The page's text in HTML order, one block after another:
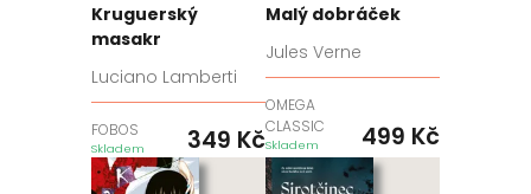
Kruguerský
masakr
Luciano Lamberti
FOBOS
Skladem 349 Kč
Malý dobráček
Jules Verne
OMEGA
CLASSIC
Skladem 499 Kč